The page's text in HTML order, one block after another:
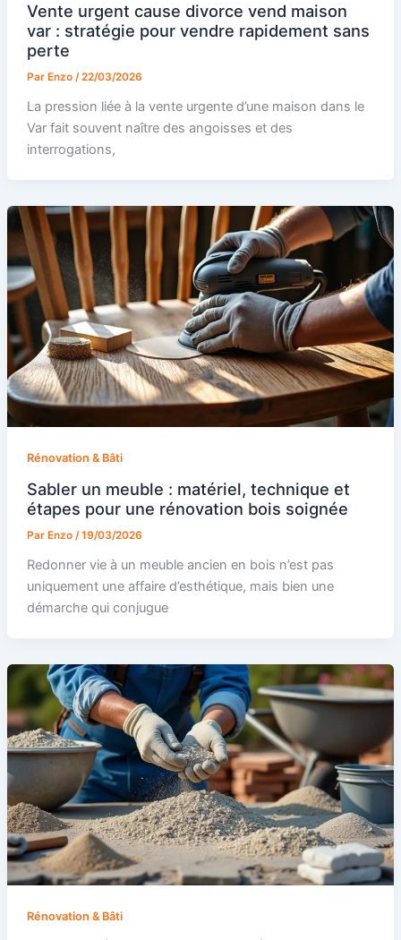
Vente urgent cause divorce vend maison
var : stratégie pour vendre rapidement sans
perte
Par Enzo /22/03/2026
La pression liée à la vente urgente d’une maison dans le
Var fait souvent naître des angoisses et des
interrogations,
Rénovation & Bâti
Sabler un meuble : matériel, technique et
étapes pour une rénovation bois soignée
Par Enzo /19/03/2026
Redonner vie à un meuble ancien en bois n’est pas
uniquement une affaire d’esthétique, mais bien une
démarche qui conjugue
Rénovation & Bâti